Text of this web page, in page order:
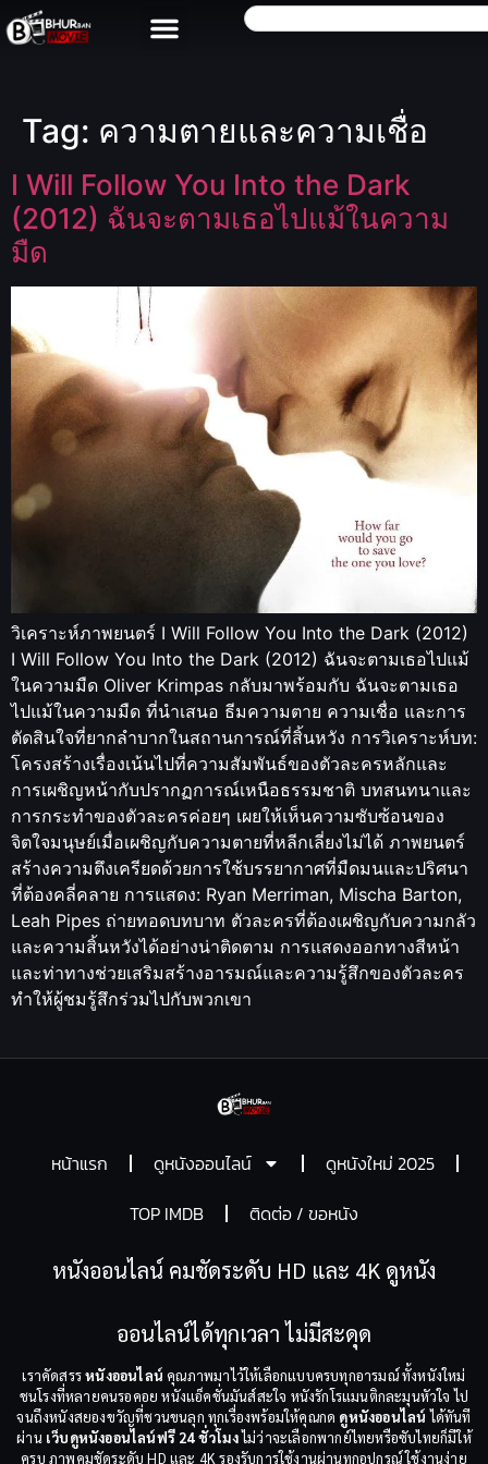
Tag: ความตายและความเชื่อ
I Will Follow You Into the Dark
(2012) ฉันจะตามเธอไปแม้ในความ
มืด
วิเคราะห์ภาพยนตร์ I Will Follow You Into the Dark (2012)
I Will Follow You Into the Dark (2012) ฉันจะตามเธอไปแม้
ในความมืด Oliver Krimpas กลับมาพร้อมกับ ฉันจะตามเธอ
ไปแม้ในความมืด ที่นำเสนอ ธีมความตาย ความเชื่อ และการ
ตัดสินใจที่ยากลำบากในสถานการณ์ที่สิ้นหวัง การวิเคราะห์บท:
โครงสร้างเรื่องเน้นไปที่ความสัมพันธ์ของตัวละครหลักและ
การเผชิญหน้ากับปรากฏการณ์เหนือธรรมชาติ บทสนทนาและ
การกระทำของตัวละครค่อยๆ เผยให้เห็นความซับซ้อนของ
จิตใจมนุษย์เมื่อเผชิญกับความตายที่หลีกเลี่ยงไม่ได้ ภาพยนตร์
สร้างความตึงเครียดด้วยการใช้บรรยากาศที่มืดมนและปริศนา
ที่ต้องคลี่คลาย การแสดง: Ryan Merriman, Mischa Barton,
Leah Pipes ถ่ายทอดบทบาท ตัวละครที่ต้องเผชิญกับความกลัว
และความสิ้นหวังได้อย่างน่าติดตาม การแสดงออกทางสีหน้า
และท่าทางช่วยเสริมสร้างอารมณ์และความรู้สึกของตัวละคร
ทำให้ผู้ชมรู้สึกร่วมไปกับพวกเขา
หน้าแรก ดูหนังออนไลน์
ดูหนังใหม่ 2025
TOP IMDB
ติดต่อ / ขอหนัง
หนังออนไลน์ คมชัดระดับ HD และ 4K ดูหนัง
ออนไลน์ได้ทุกเวลา ไม่มีสะดุด
เราคัดสรรหนังออนไลน์ คุณภาพมาไว้ให้เลือกแบบครบทุกอารมณ์ ทั้งหนังใหม่
ชนโรงที่หลายคนรอคอย หนังแอ็คชั่นมันส์สะใจ หนังรักโรแมนติกละมุนหัวใจ ไป
จนถึงหนังสยองขวัญที่ชวนขนลุก ทุกเรื่องพร้อมให้คุณกด ดูหนังออนไลน์ ได้ทันที
ผ่าน เว็บดูหนังออนไลน์ฟรี 24 ชั่วโมงไม่ว่าจะเลือกพากย์ไทยหรือซับไทยก็มีให้
ครบ ภาพคมชัดระดับ HD และ 4K รองรับการใช้งานผ่านทุกอุปกรณ์ ใช้งานง่าย